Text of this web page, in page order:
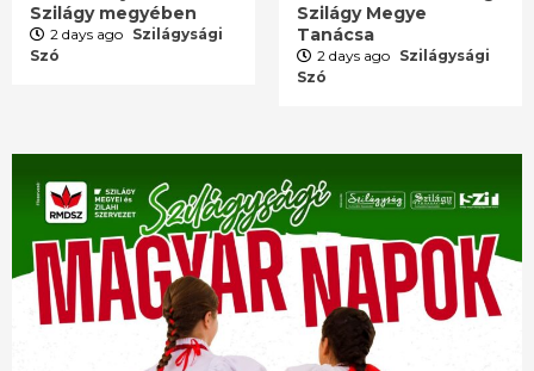
Szilágy megyében
2 days ago Szilágysági
Szó
Szilágy Megye
Tanácsa
2 days ago Szilágysági
Szó